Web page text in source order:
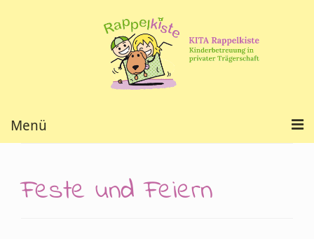
Menü
Konzept & Besonderheiten
Feste und Feiern